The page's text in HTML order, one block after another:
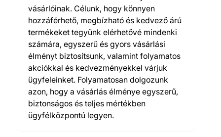
vásárlóinak. Célunk, hogy könnyen
hozzáférhető, megbízható és kedvező árú
termékeket tegyünk elérhetővé mindenki
számára, egyszerű és gyors vásárlási
élményt biztosítsunk, valamint folyamatos
akciókkal és kedvezményekkel várjuk
ügyfeleinket. Folyamatosan dolgozunk
azon, hogy a vásárlás élménye egyszerű,
biztonságos és teljes mértékben
ügyfélközpontú legyen.